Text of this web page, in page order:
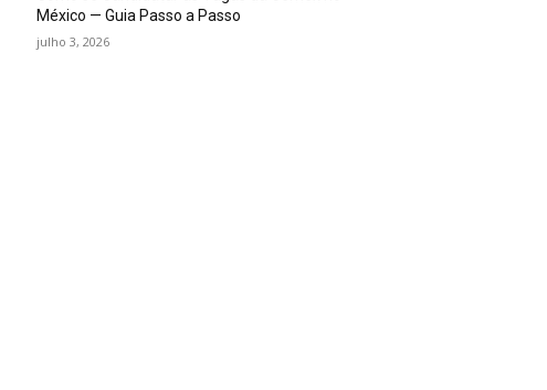
México — Guia Passo a Passo
julho 3, 2026